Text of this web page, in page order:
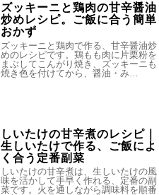
ズッキーニと鶏肉の甘辛醤油
炒めレシピ。ご飯に合う簡単
おかず
ズッキーニと鶏肉で作る、甘辛醤油炒
めのレシピです。鶏もも肉に片栗粉を
まぶしてこんがり焼き、ズッキーニも
焼き色を付けてから、醤油・み…
しいたけの甘辛煮のレシピ｜
生しいたけで作る、ご飯によ
く合う定番副菜
しいたけの甘辛煮は、生しいたけの風
味を活かして手早く作れる、定番の副
菜です。火を通しながら調味料を順番